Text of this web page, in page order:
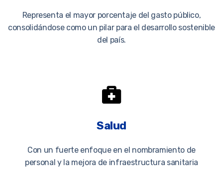
Representa el mayor porcentaje del gasto público,
consolidándose como un pilar para el desarrollo sostenible
del país.
Salud
Con un fuerte enfoque en el nombramiento de
personal y la mejora de infraestructura sanitaria